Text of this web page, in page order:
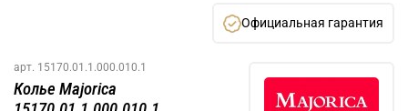
Официальная гарантия
арт. 15170.01.1.000.010.1
Колье Majorica